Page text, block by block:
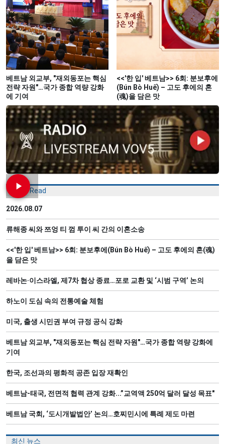
베트남 외교부, "재외동포는 핵심
전략 자원"…국가 종합 역량 강화
에 기여
<<'한 입' 베트남>> 6회: 분보후에
(Bún Bò Huế) – 고도 후에의 혼
(魂)을 담은 맛
Most Read
2026.08.07
류해종 씨와 쯔엉 티 껌 투이 씨 간의 이혼소송
<<'한 입' 베트남>> 6회: 분보후에(Bún Bò Huế) – 고도 후에의 혼(魂)
을 담은 맛
레바논·이스라엘, 제7차 협상 종료…포로 교환 및 ‘시범 구역’ 논의
하노이 도심 속의 전통예술 체험
미국, 출생 시민권 부여 규정 공식 강화
베트남 외교부, "재외동포는 핵심 전략 자원"…국가 종합 역량 강화에
기여
한국, 조선과의 평화적 공존 입장 재확인
베트남-태국, 전면적 협력 관계 강화...”교역액 250억 달러 달성 목표"
베트남 국회, ‘도시개발법안’ 논의…호찌민시에 특례 제도 마련
최신 뉴스